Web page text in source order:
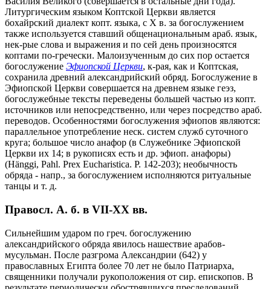
Литургическим языком Коптской Церкви является
бохайрский диалект копт. языка, с X в. за богослужением
также используется ставший общенациональным араб. язык,
нек-рые слова и выражения и по сей день произносятся
коптами по-гречески. Малоизученным до сих пор остается
богослужение Эфиопской Церкви, к-рая, как и Коптская,
сохранила древний александрийский обряд. Богослужение в
Эфиопской Церкви совершается на древнем языке геэз,
богослужебные тексты переведены большей частью из копт.
источников или непосредственно, или через посредство араб.
переводов. Особенностями богослужения эфиопов являются:
параллельное употребление неск. систем служб суточного
круга; большое число анафор (в Служебнике Эфиопской
Церкви их 14; в рукописях есть и др. эфиоп. анафоры)
(Hänggi, Pahl. Prex Eucharistica. P. 142-203); необычность
обряда - напр., за богослужением исполняются ритуальные
танцы и т. д.
Правосл. А. б. в VII-XX вв.
Сильнейшим ударом по греч. богослужению
александрийского обряда явилось нашествие арабов-
мусульман. После разгрома Александрии (642) у
православных Египта более 70 лет не было Патриарха,
священники получали рукоположения от сир. епископов. В